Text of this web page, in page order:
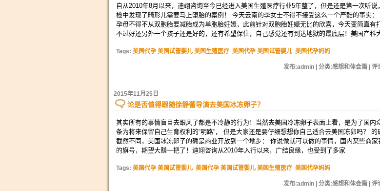
自从2010年8月以来，迪翊咨询至今已经进入美国生殖医疗行业5年整了，但是还是第一次听说
检中发现了畸形儿需要马上堕胎的案例！ 今天云南的李女士不得不接受这么一个严酷的事实
孕母不得不从双胞胎要减胎成为单胞胎妊娠，此前针对双胞胎妊娠无比的欣喜，今天变简直有
不过好还另外一个孩子还是好的，还有希望保住，自己感觉还有到达地狱的最底层！美国产科
Tags: 美国代孕 美国试管婴儿 美国生殖医疗 美国代孕 美国试管婴儿 美国代孕妈妈
发布:admin | 分类:感想和体会篇 | 评
2015年11月25日
论是否值得跟随徐静蕾导演去美国冰冻卵子？
其实所有的事情盲目去跟风了都是不冷静的行为！当然去美国冷冻卵子表面上看，是为了国内
条为将来保留自己生育权利的“明路“， 但是大家还是要仔细想想你自己适合去美国冻卵吗？ 的
截然不同，美国冰冻卵子的确是商业开放到一个地步： 你说做就可以做的事情，国内某些商
的旗号，期望大赚一把了！迪翊咨询从2010年入行以来，广结良缘，也受到了多家
Tags: 美国代孕 美国试管婴儿 美国代孕 美国试管婴儿 美国生殖医疗 美国代孕妈妈
发布:admin | 分类:感想和体会篇 | 评